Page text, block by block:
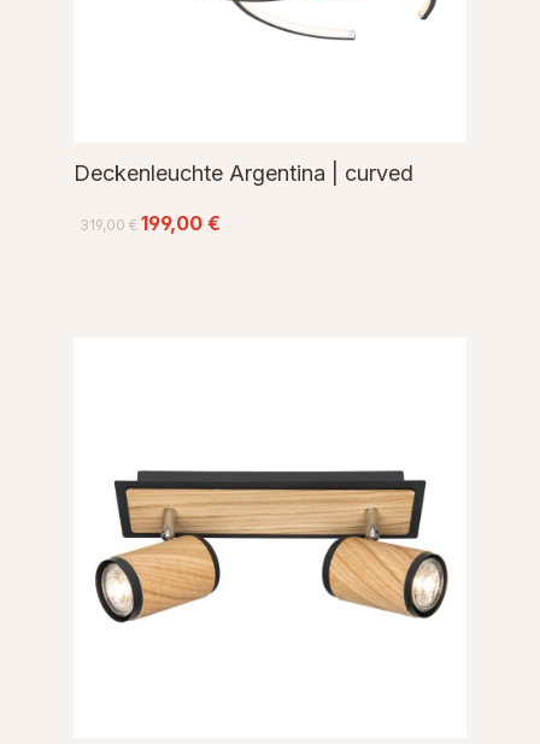
Deckenleuchte Argentina | curved
319,00 € 199,00 €